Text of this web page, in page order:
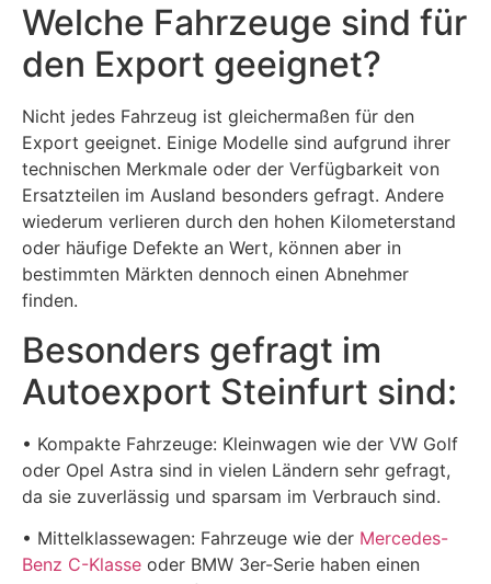
Welche Fahrzeuge sind für
den Export geeignet?
Nicht jedes Fahrzeug ist gleichermaßen für den
Export geeignet. Einige Modelle sind aufgrund ihrer
technischen Merkmale oder der Verfügbarkeit von
Ersatzteilen im Ausland besonders gefragt. Andere
wiederum verlieren durch den hohen Kilometerstand
oder häufige Defekte an Wert, können aber in
bestimmten Märkten dennoch einen Abnehmer
finden.
Besonders gefragt im
Autoexport Steinfurt sind:
• Kompakte Fahrzeuge: Kleinwagen wie der VW Golf
oder Opel Astra sind in vielen Ländern sehr gefragt,
da sie zuverlässig und sparsam im Verbrauch sind.
• Mittelklassewagen: Fahrzeuge wie der Mercedes-
Benz C-Klasse oder BMW 3er-Serie haben einen